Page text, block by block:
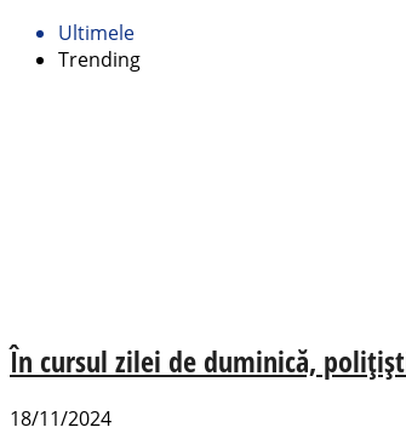
Ultimele
Trending
În cursul zilei de duminică,
18/11/2024